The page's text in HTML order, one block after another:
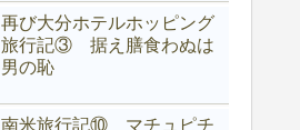
再び大分ホテルホッピング
旅行記③ 据え膳食わぬは
男の恥
南米旅行記⑩ マチュピチ